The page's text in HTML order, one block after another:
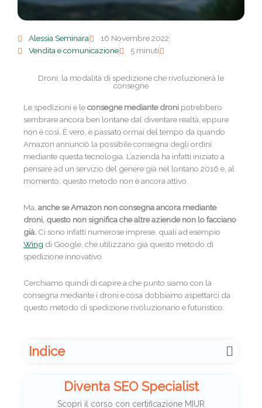
Alessia Seminara
16 Novembre 2022
Vendita e comunicazione
5 minuti
Droni: la modalità di spedizione che rivoluzionerà le
consegne
Le spedizioni e leconsegne mediante droni potrebbero
sembrare ancora ben lontane dal diventare realtà, eppure
non è così. È vero, è passato ormai del tempo da quando
Amazon annunciò la possibile consegna degli ordini
mediante questa tecnologia. L’azienda ha infatti iniziato a
pensare ad un servizio del genere già nel lontano 2016 e, al
momento, questo metodo non è ancora attivo.
Ma, anche se Amazon non consegna ancora mediante
droni, questo non significa che altre aziende non lo facciano
già. Ci sono infatti numerose imprese, quali ad esempio
Wing di Google, che utilizzano già questo metodo di
spedizione innovativo.
Cerchiamo quindi di capire a che punto siamo con la
consegna mediante i droni e cosa dobbiamo aspettarci da
questo metodo di spedizione rivoluzionario e futuristico.
Indice
Diventa SEO Specialist
Scopri il corso con certificazione MIUR